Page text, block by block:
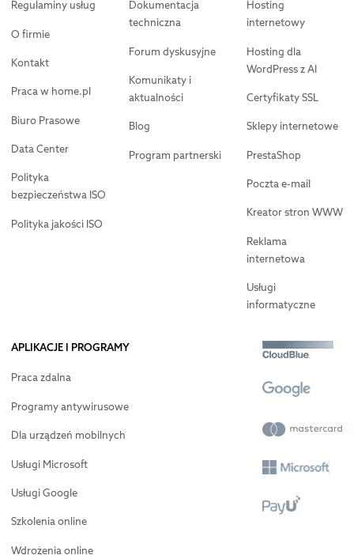
Regulaminy usług
O firmie
Kontakt
Praca w home.pl
Biuro Prasowe
Data Center
Polityka
bezpieczeństwa ISO
Polityka jakości ISO
Dokumentacja
techniczna
Forum dyskusyjne
Komunikaty i
aktualności
Blog
Program partnerski
Hosting
internetowy
Hosting dla
WordPress z AI
Certyfikaty SSL
Sklepy internetowe
PrestaShop
Poczta e-mail
Kreator stron WWW
Reklama
internetowa
Usługi
informatyczne
APLIKACJE I PROGRAMY
Praca zdalna
Programy antywirusowe
Dla urządzeń mobilnych
Usługi Microsoft
Usługi Google
Szkolenia online
Wdrożenia online